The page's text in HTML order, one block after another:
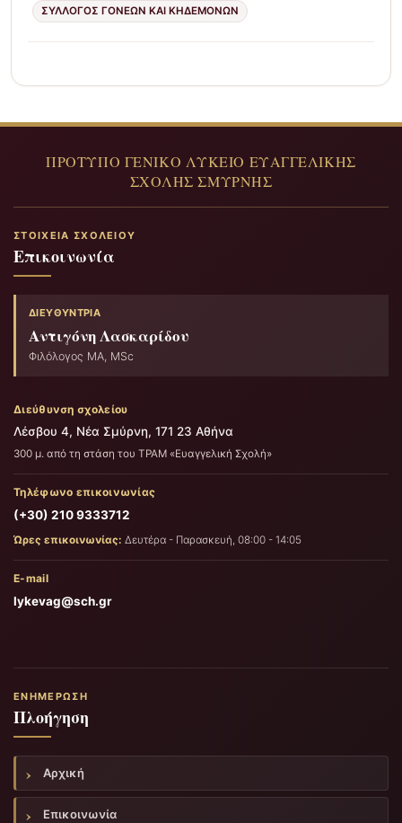
ΣΎΛΛΟΓΟΣ ΓΟΝΈΩΝ ΚΑΙ ΚΗΔΕΜΌΝΩΝ
ΣΤΟΙΧΕΊΑ ΣΧΟΛΕΊΟΥ
Επικοινωνία
ΔΙΕΥΘΎΝΤΡΙΑ
Αντιγόνη Λασκαρίδου
Φιλόλογος ΜΑ, MSc
Διεύθυνση σχολείου
Λέσβου 4, Νέα Σμύρνη, 171 23 Αθήνα
300 μ. από τη στάση του ΤΡΑΜ «Ευαγγελική Σχολή»
Τηλέφωνο επικοινωνίας
(+30) 210 9333712
Ώρες επικοινωνίας: Δευτέρα - Παρασκευή, 08:00 - 14:05
E-mail
lykevag@sch.gr
ΕΝΗΜΈΡΩΣΗ
Πλοήγηση
Αρχική
Επικοινωνία